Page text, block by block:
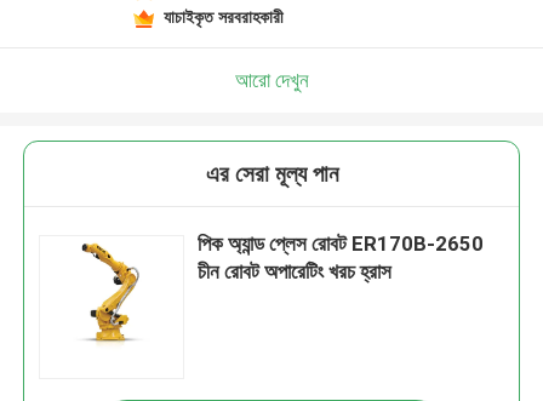
যাচাইকৃত সরবরাহকারী
আরো দেখুন
এর সেরা মূল্য পান
পিক অ্যান্ড প্লেস রোবট ER170B-2650
চীন রোবট অপারেটিং খরচ হ্রাস